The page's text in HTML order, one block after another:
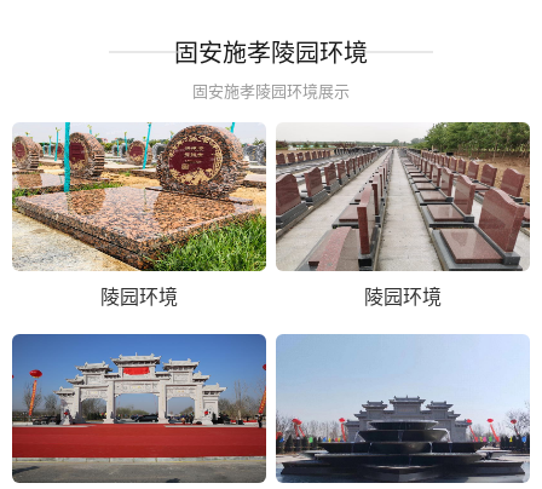
固安施孝陵园环境
固安施孝陵园环境展示
陵园环境 陵园环境